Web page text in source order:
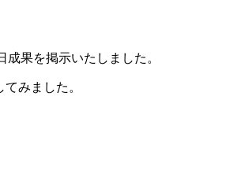
果を掲示いたしました。
みました。